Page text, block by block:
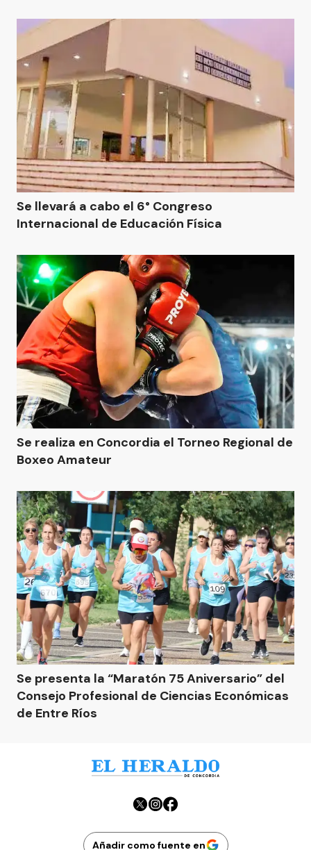
Se llevará a cabo el 6° Congreso
Internacional de Educación Física
Se realiza en Concordia el Torneo Regional de
Boxeo Amateur
Se presenta la “Maratón 75 Aniversario” del
Consejo Profesional de Ciencias Económicas
de Entre Ríos
Añadir como fuente en